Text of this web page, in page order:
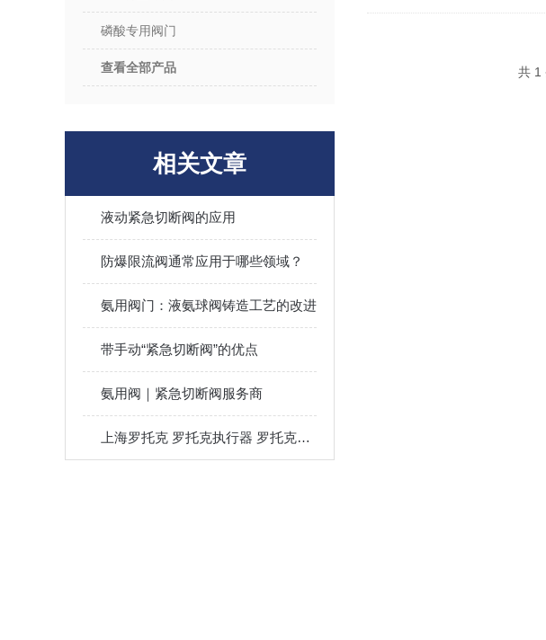
磷酸专用阀门
查看全部产品
相关文章
液动紧急切断阀的应用
防爆限流阀通常应用于哪些领域？
氨用阀门：液氨球阀铸造工艺的改进
带手动“紧急切断阀”的优点
氨用阀｜紧急切断阀服务商
上海罗托克 罗托克执行器 罗托克电动执行器
共 1